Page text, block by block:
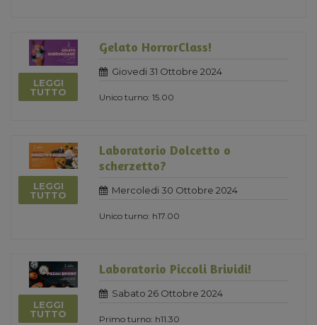
LEGGI
TUTTO
Gelato HorrorClass!
Giovedi 31 Ottobre 2024
Unico turno: 15.00
LEGGI
TUTTO
Laboratorio Dolcetto o
scherzetto?
Mercoledi 30 Ottobre 2024
Unico turno: h17.00
LEGGI
TUTTO
Laboratorio Piccoli Brividi!
Sabato 26 Ottobre 2024
Primo turno: h11.30